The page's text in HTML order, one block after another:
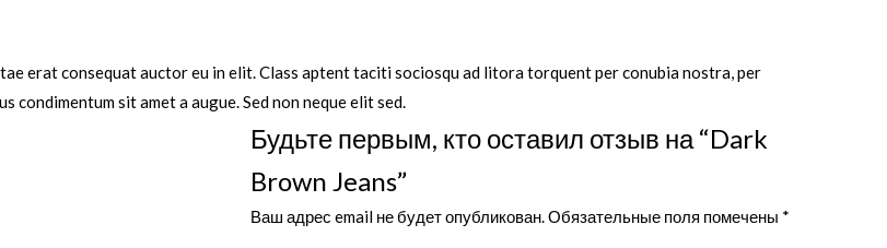
erat consequat auctor eu in elit. Class aptent taciti sociosqu ad litora torquent per conubia nostra, per
condimentum sit amet a augue. Sed non neque elit sed.
Будьте первым, кто оставил отзыв на “Dark
Brown Jeans”
Ваш адрес email не будет опубликован.Обязательные поля помечены *